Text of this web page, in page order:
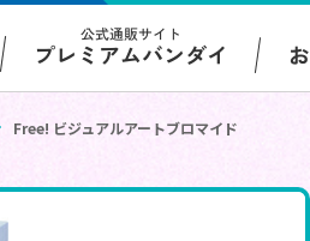
公式通販サイト
プレミアムバンダイ
Free! ビジュアルアートブロマイド